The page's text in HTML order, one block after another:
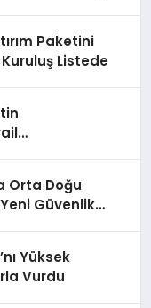
Paketini
Kuruluş Listede
Orta Doğu
Güvenlik
Yüksek
Vurdu